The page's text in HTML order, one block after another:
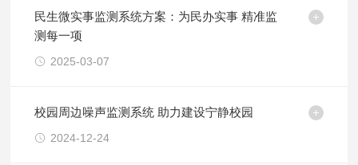
民生微实事监测系统方案：为民办实事 精准监
测每一项
2025-03-07
校园周边噪声监测系统 助力建设宁静校园
2024-12-24